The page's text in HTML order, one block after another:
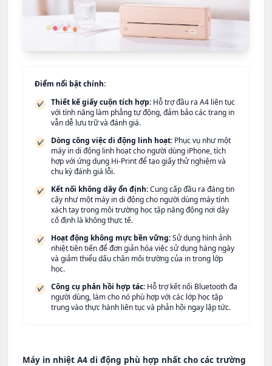
Điểm nổi bật chính:
✔ Thiết kế giấy cuộn tích hợp: Hỗ trợ đầu ra A4 liên tục
với tính năng làm phẳng tự động, đảm bảo các trang in
vẫn dễ lưu trữ và đánh giá.
✔ Dòng công việc di động linh hoạt: Phục vụ như một
máy in di động linh hoạt cho người dùng iPhone, tích
hợp với ứng dụng Hi-Print để tạo giấy thử nghiệm và
chu kỳ đánh giá lỗi.
✔ Kết nối không dây ổn định:Cung cấp đầu ra đáng tin
cậy như một máy in di động cho người dùng máy tính
xách tay trong môi trường học tập năng động nơi dây
cố định là không thực tế.
✔ Hoạt động không mực bền vững:Sử dụng hình ảnh
nhiệt tiên tiến để đơn giản hóa việc sử dụng hàng ngày
và giảm thiểu dấu chân môi trường của in trong lớp
học.
✔ Công cụ phản hồi hợp tác: Hỗ trợ kết nối Bluetooth đa
người dùng, làm cho nó phù hợp với các lớp học tập
trung vào thực hành liên tục và phản hồi ngay lập tức.
Máy in nhiệt A4 di động phù hợp nhất cho các trường